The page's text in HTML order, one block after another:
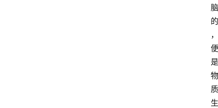
脑
的
，
便
是
物
质
生